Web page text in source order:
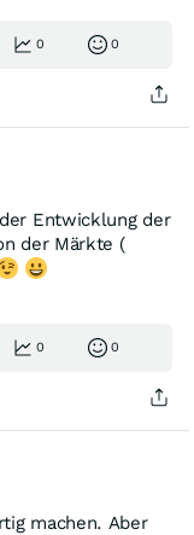
0 0
Entwicklung der
der Märkte (
0 0
machen. Aber